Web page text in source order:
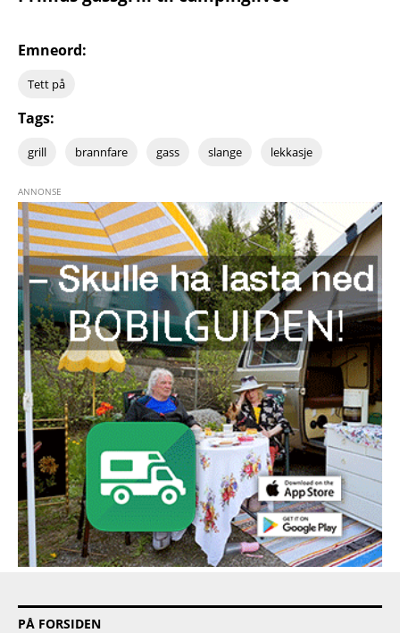
Emneord:
Tett på
Tags:
grill brannfare gass slange lekkasje
PÅ FORSIDEN